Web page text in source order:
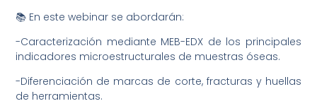
📚 En este webinar se abordarán:
-Caracterización mediante MEB-EDX de los principales
indicadores microestructurales de muestras óseas.
-Diferenciación de marcas de corte, fracturas y huellas
de herramientas.